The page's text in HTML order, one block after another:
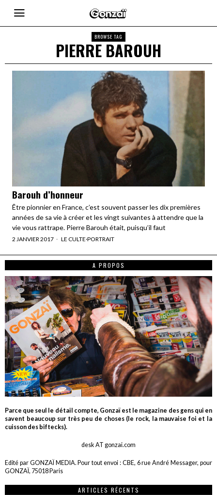
BROWSE TAG
PIERRE BAROUH
Barouh d’honneur
Être pionnier en France, c’est souvent passer les dix premières
années de sa vie à créer et les vingt suivantes à attendre que la
vie vous rattrape. Pierre Barouh était, puisqu’il faut
2 JANVIER 2017 LE CULTE·PORTRAIT
A PROPOS
Parce que seul le détail compte, Gonzaï est le magazine des gens qui en
savent beaucoup sur très peu de choses (le rock, la mauvaise foi et la
cuisson des biftecks).
desk AT gonzai.com
Edité par GONZAÏ MEDIA. Pour tout envoi : CBE, 6 rue André Messager, pour
GONZAÏ, 75018 Paris
ARTICLES RÉCENTS